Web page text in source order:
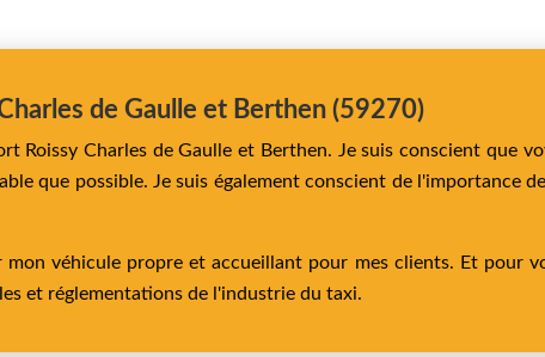
de Gaulle et Berthen (59270)
Roissy Charles de Gaulle et Berthen. Je suis conscient que
que possible. Je suis également conscient de l'importance
véhicule propre et accueillant pour mes clients. Et pour
et réglementations de l'industrie du taxi.